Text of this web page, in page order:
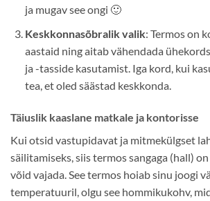
ja mugav see ongi 🙂
Keskkonnasõbralik valik: Termos on
aastaid ning aitab vähendada
ja -tasside kasutamist. Iga kord, kui
tea, et oled säästad keskkonda.
Täiuslik kaaslane matkale ja kontorisse
Kui otsid vastupidavat ja mitmekülgset
säilitamiseks, siis termos sangaga (hall)
võid vajada. See termos hoiab sinu joogi
temperatuuril, olgu see hommikukohv,